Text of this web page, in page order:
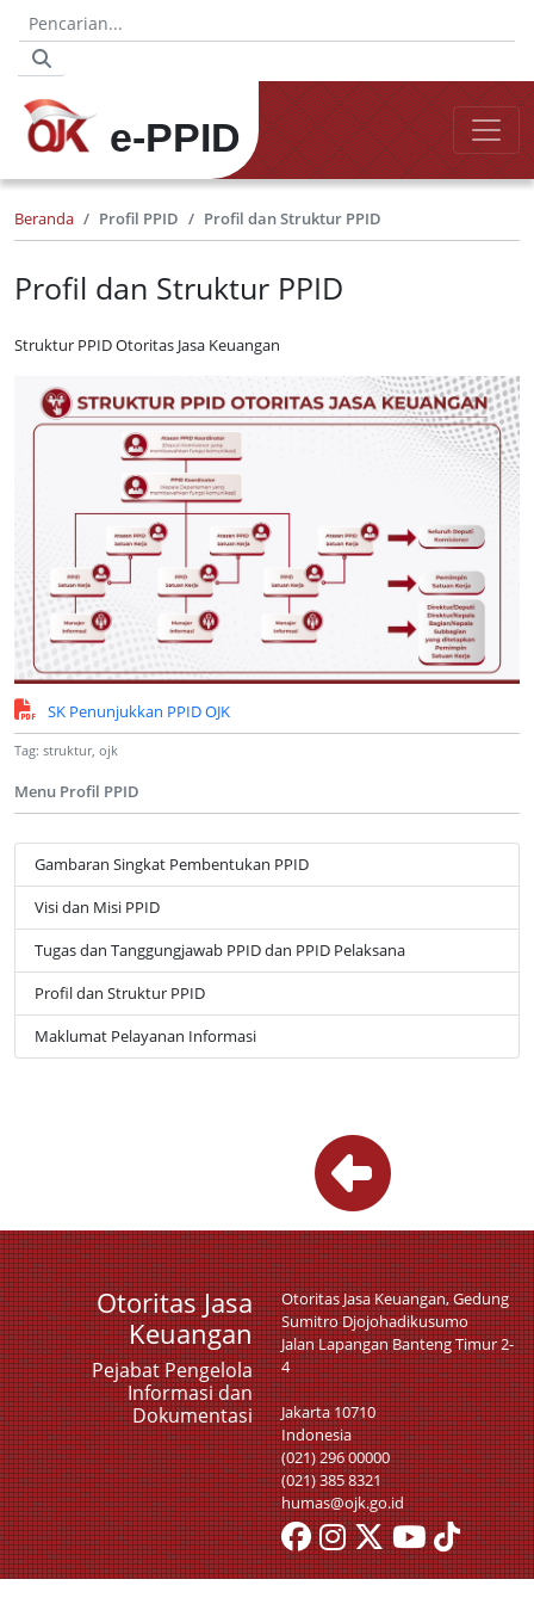
e-PPID
Beranda Profil PPID Profil dan Struktur PPID
Profil dan Struktur PPID
Struktur PPID Otoritas Jasa Keuangan
SK Penunjukkan PPID OJK
Tag: struktur, ojk
Menu Profil PPID
Gambaran Singkat Pembentukan PPID
Visi dan Misi PPID
Tugas dan Tanggungjawab PPID dan PPID Pelaksana
Profil dan Struktur PPID
Maklumat Pelayanan Informasi
Otoritas Jasa
Keuangan
Pejabat Pengelola
Informasi dan
Dokumentasi
Otoritas Jasa Keuangan, Gedung
Sumitro Djojohadikusumo
Jalan Lapangan Banteng Timur 2-
4
Jakarta 10710
Indonesia
(021) 296 00000
(021) 385 8321
humas@ojk.go.id